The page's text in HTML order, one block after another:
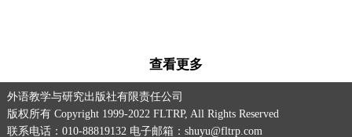
查看更多
外语教学与研究出版社有限责任公司
版权所有 Copyright 1999-2022 FLTRP, All Rights Reserved
联系电话：010-88819132 电子邮箱：shuyu@fltrp.com